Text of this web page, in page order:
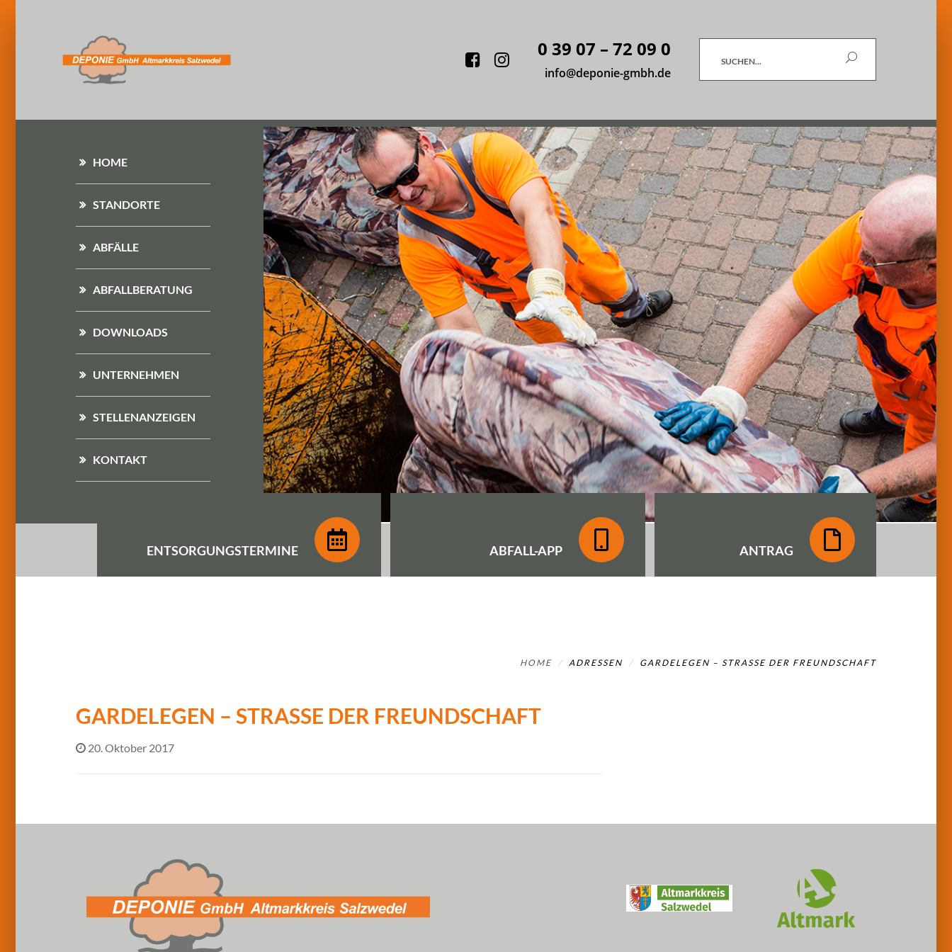
Facebook
Instagram
0 39 07 – 72 09 0
info@deponie-gmbh.de
Suchen
HOME
STANDORTE
ABFÄLLE
ABFALLBERATUNG
DOWNLOADS
UNTERNEHMEN
STELLENANZEIGEN
KONTAKT
ENTSORGUNGSTERMINE ABFALL-APP ANTRAG
HOME ADRESSEN GARDELEGEN – STRASSE DER FREUNDSCHAFT
GARDELEGEN – STRASSE DER FREUNDSCHAFT
20. Oktober 2017